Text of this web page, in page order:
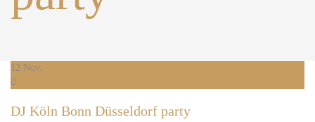
12 Nov.
DJ Köln Bonn Düsseldorf party